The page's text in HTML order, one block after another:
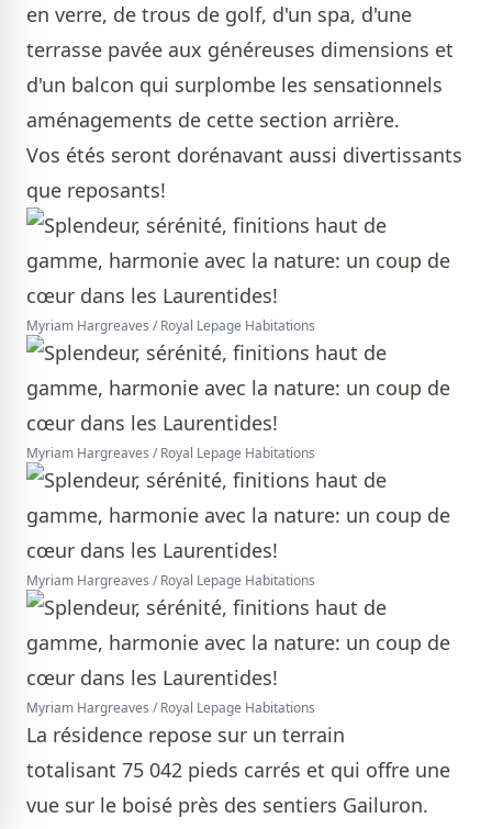
en verre, de trous de golf, d'un spa, d'une
terrasse pavée aux généreuses dimensions et
d'un balcon qui surplombe les sensationnels
aménagements de cette section arrière.
Vos étés seront dorénavant aussi divertissants
que reposants!
Myriam Hargreaves / Royal Lepage Habitations
Myriam Hargreaves / Royal Lepage Habitations
Myriam Hargreaves / Royal Lepage Habitations
Myriam Hargreaves / Royal Lepage Habitations
La résidence repose sur un terrain
totalisant 75 042 pieds carrés et qui offre une
vue sur le boisé près des sentiers Gailuron.